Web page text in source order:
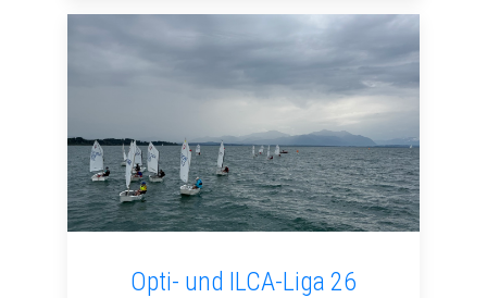
Opti- und ILCA-Liga 26